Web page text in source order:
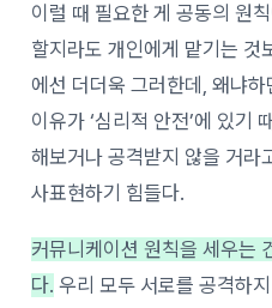
이럴 때 필요한 게 공동의 원
할지라도 개인에게 맡기는 것
에선 더더욱 그러한데, 왜냐
이유가 ‘심리적 안전’에 있기
해보거나 공격받지 않을 거라
사표현하기 힘들다.
커뮤니케이션 원칙을 세우는
다. 우리 모두 서로를 공격하